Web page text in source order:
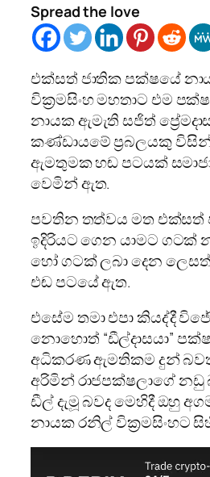
Spread the love
එක්සත් ජාතික පක්ෂයේ
වික්‍රමසිංහ මහතාට එම
නායක ඇමැති සජිත්
කණ්ඩායමේ ප්‍රබලයකු
ඇමතුමක හඬ පටයක්
වෙමින් ඇත.
පවතින තත්වය මත එක්සත්
ඉදිරියට ගෙන යාමට ගටක්
හෝ ගටක් ලබා දෙන
එඬ පටයේ ඇත.
එසේම තමා එපා කියද්දී
නොහොත් “ඩීල්දාසයා”
අධිකරණ ඇමතිකම දුන්
අරිමින් රාජපක්ෂලාගේ
ඩීල් දැමූ බවද මෙහිදී ඔහු
නායක රනිල් වික්‍රමසිංහට